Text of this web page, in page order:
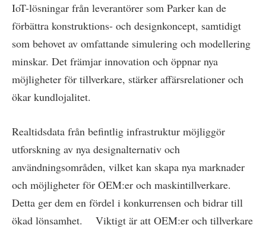
IoT-lösningar från leverantörer som Parker kan de
förbättra konstruktions- och designkoncept, samtidigt
som behovet av omfattande simulering och modellering
minskar. Det främjar innovation och öppnar nya
möjligheter för tillverkare, stärker affärsrelationer och
ökar kundlojalitet.
Realtidsdata från befintlig infrastruktur möjliggör
utforskning av nya designalternativ och
användningsområden, vilket kan skapa nya marknader
och möjligheter för OEM:er och maskintillverkare.
Detta ger dem en fördel i konkurrensen och bidrar till
ökad lönsamhet. Viktigt är att OEM:er och tillverkare